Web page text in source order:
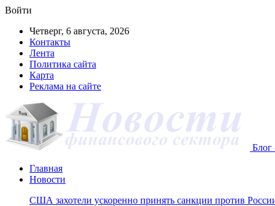
Войти
Четверг, 6 августа, 2026
Контакты
Лента
Политика сайта
Карта
Реклама на сайте
Блог
Главная
Новости
США захотели ускоренно принять санкции против